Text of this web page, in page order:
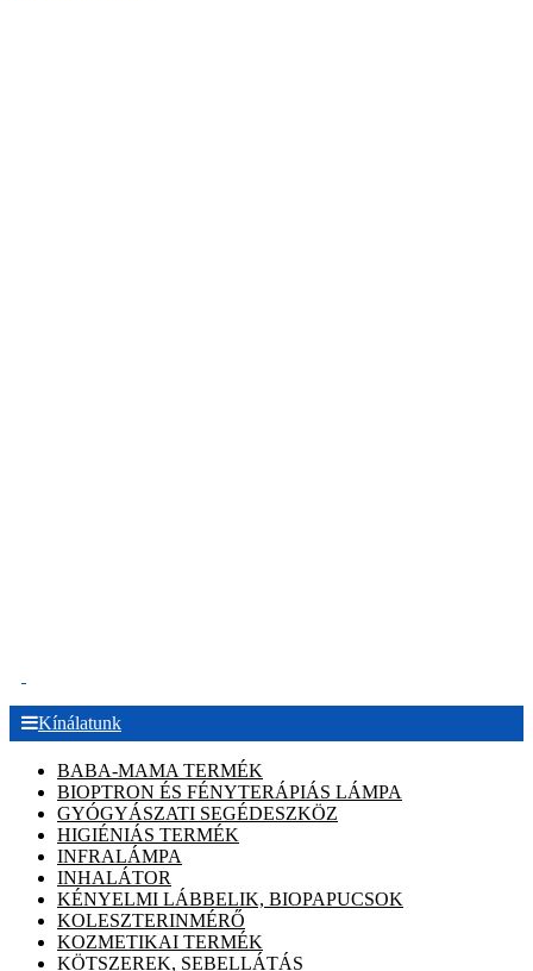
Kínálatunk
BABA-MAMA TERMÉK
BIOPTRON ÉS FÉNYTERÁPIÁS LÁMPA
GYÓGYÁSZATI SEGÉDESZKÖZ
HIGIÉNIÁS TERMÉK
INFRALÁMPA
INHALÁTOR
KÉNYELMI LÁBBELIK, BIOPAPUCSOK
KOLESZTERINMÉRŐ
KOZMETIKAI TERMÉK
KÖTSZEREK, SEBELLÁTÁS